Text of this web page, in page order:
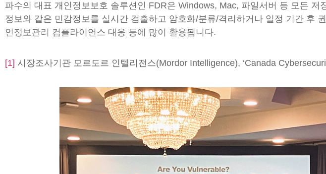
파수의 대표 개인정보보호 솔루션인 FDR은 Windows, Mac, 파일서버 등 모든
정보와 같은 민감정보를 실시간 검출하고 암호화/분류/격리하거나 일정 기간 후
인정보관리 컴플라이언스 대응 등에 많이 활용됩니다.
[1] 시장조사기관 모르도르 인텔리전스(Mordor Intelligence), ‘Canada